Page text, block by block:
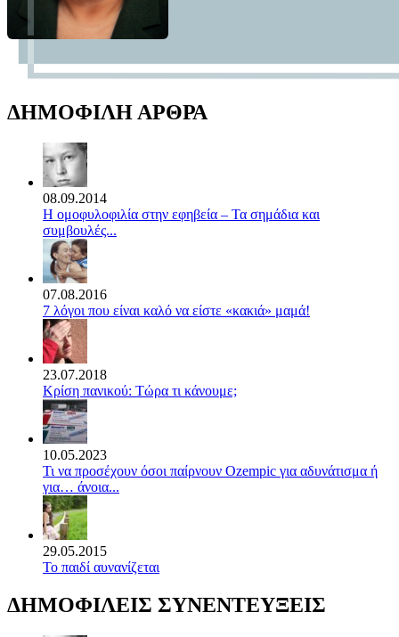
ΔΗΜΟΦΙΛΗ ΑΡΘΡΑ
08.09.2014
Η ομοφυλοφιλία στην εφηβεία – Τα σημάδια και
συμβουλές...
07.08.2016
7 λόγοι που είναι καλό να είστε «κακιά» μαμά!
23.07.2018
Κρίση πανικού: Τώρα τι κάνουμε;
10.05.2023
Τι να προσέχουν όσοι παίρνουν Ozempic για αδυνάτισμα ή
για… άνοια...
29.05.2015
Το παιδί αυνανίζεται
ΔΗΜΟΦΙΛΕΙΣ ΣΥΝΕΝΤΕΥΞΕΙΣ